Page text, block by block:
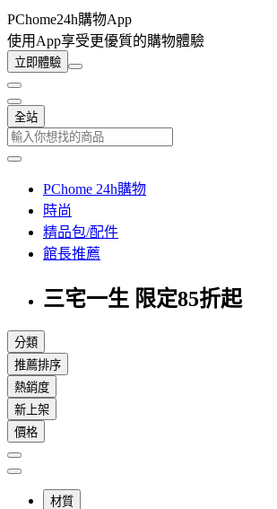
PChome24h購物App
使用App享受更優質的購物體驗
立即體驗
全站
PChome 24h購物
時尚
精品包/配件
館長推薦
三宅一生 限定85折起
分類
推薦排序
熱銷度
新上架
價格
材質